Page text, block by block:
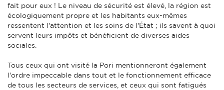
fait pour eux ! Le niveau de sécurité est élevé, la région est
écologiquement propre et les habitants eux-mêmes
ressentent l'attention et les soins de l'État ; ils savent à quoi
servent leurs impôts et bénéficient de diverses aides
sociales.
Tous ceux qui ont visité la Pori mentionneront également
l'ordre impeccable dans tout et le fonctionnement efficace
de tous les secteurs de services, et ceux qui sont fatigués